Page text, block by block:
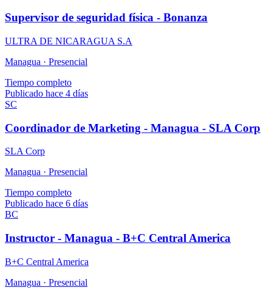
Supervisor de seguridad física - Bonanza
ULTRA DE NICARAGUA S.A
Managua · Presencial
Tiempo completo
Publicado hace 4 días
SC
Coordinador de Marketing - Managua - SLA Corp
SLA Corp
Managua · Presencial
Tiempo completo
Publicado hace 6 días
BC
Instructor - Managua - B+C Central America
B+C Central America
Managua · Presencial